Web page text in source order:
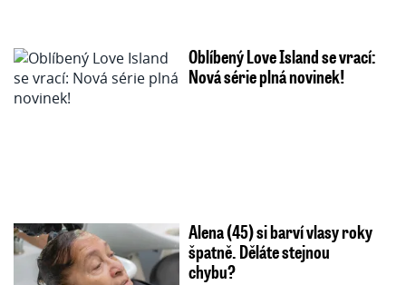
Oblíbený Love Island se vrací:
Nová série plná novinek!
Alena (45) si barví vlasy roky
špatně. Děláte stejnou
chybu?